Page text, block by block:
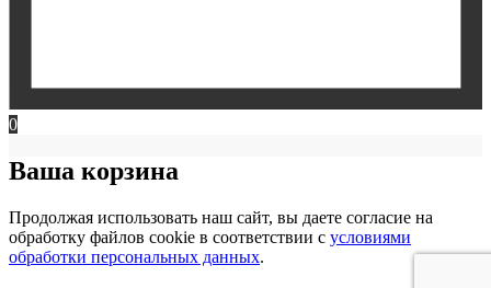
0
Ваша корзина
Продолжая использовать наш сайт, вы даете согласие на
обработку файлов cookie в соответствии с условиями
обработки персональных данных.